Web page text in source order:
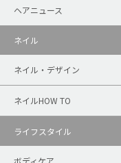
ヘアニュース
ネイル
ネイル・デザイン
ネイルHOW TO
ライフスタイル
ボディケア